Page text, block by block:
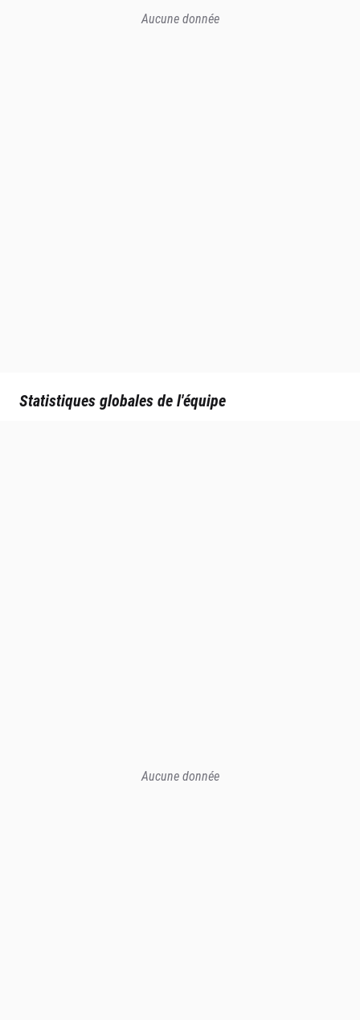
Aucune donnée
Statistiques globales de l'équipe
Aucune donnée